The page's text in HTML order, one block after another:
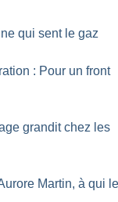
qui sent le gaz
: Pour un front
grandit chez les
Martin, à qui